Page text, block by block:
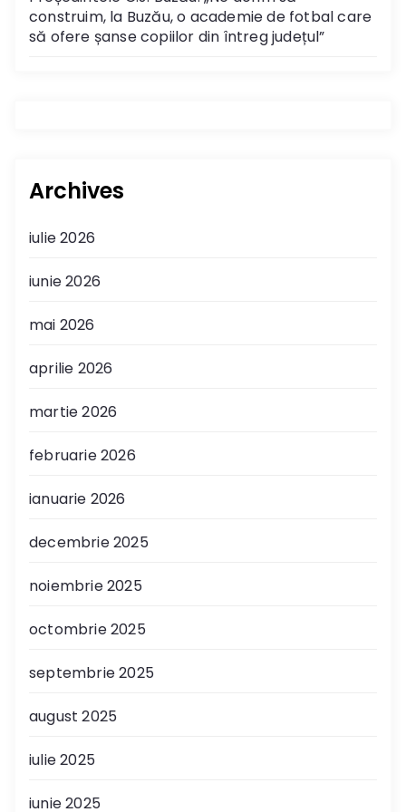
construim, la Buzău, o academie de fotbal care
să ofere șanse copiilor din întreg județul”
Archives
iulie 2026
iunie 2026
mai 2026
aprilie 2026
martie 2026
februarie 2026
ianuarie 2026
decembrie 2025
noiembrie 2025
octombrie 2025
septembrie 2025
august 2025
iulie 2025
iunie 2025